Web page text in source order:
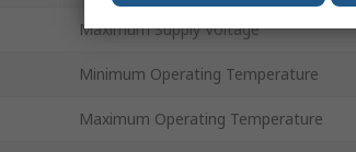
Maximum Supply Voltage
Minimum Operating Temperature
Maximum Operating Temperature